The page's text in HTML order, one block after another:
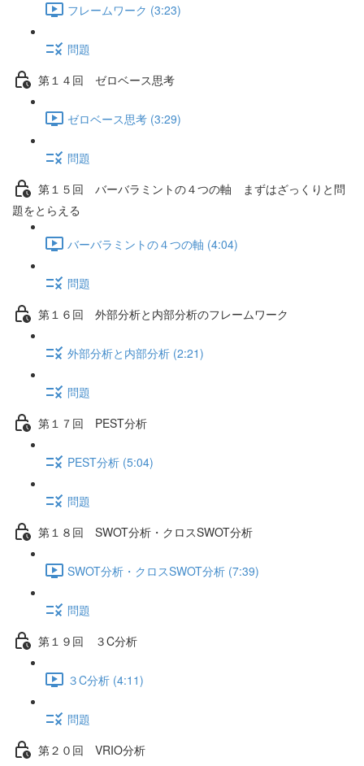
フレームワーク (3:23)
問題
第１４回 ゼロベース思考
ゼロベース思考 (3:29)
問題
第１５回 バーバラミントの４つの軸 まずはざっくりと問
題をとらえる
バーバラミントの４つの軸 (4:04)
問題
第１６回 外部分析と内部分析のフレームワーク
外部分析と内部分析 (2:21)
問題
第１７回 PEST分析
PEST分析 (5:04)
問題
第１８回 SWOT分析・クロスSWOT分析
SWOT分析・クロスSWOT分析 (7:39)
問題
第１９回 ３C分析
３C分析 (4:11)
問題
第２０回 VRIO分析